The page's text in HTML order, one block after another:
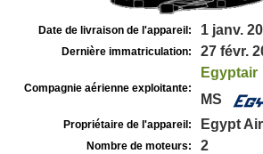
Date de livraison de l'appareil: 1 janv.
Dernière immatriculation: 27 févr.
Compagnie aérienne exploitante:
Egyptair
MS
Propriétaire de l'appareil: Egypt Air
Nombre de moteurs: 2